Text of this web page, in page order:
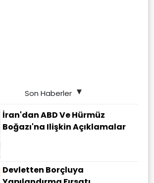
Son Haberler
İran'dan ABD Ve Hürmüz
Boğazı'na Ilişkin Açıklamalar
Devletten Borçluya